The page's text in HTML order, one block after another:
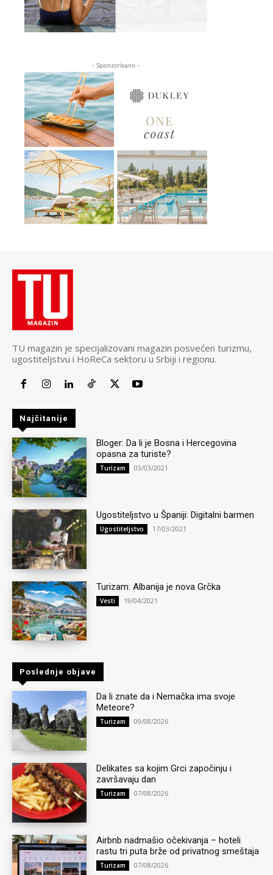
- Sponzorisano -
TU magazin je specijalizovani magazin posvećen turizmu,
ugostiteljstvu i HoReCa sektoru u Srbiji i regionu.
Najčitanije
Bloger: Da li je Bosna i Hercegovina
opasna za turiste?
Turizam 03/03/2021
Ugostiteljstvo u Španiji: Digitalni barmen
Ugostiteljstvo 17/03/2021
Turizam: Albanija je nova Grčka
Vesti 19/04/2021
Poslednje objave
Da li znate da i Nemačka ima svoje
Meteore?
Turizam 09/08/2026
Delikates sa kojim Grci započinju i
završavaju dan
Turizam 07/08/2026
Airbnb nadmašio očekivanja – hoteli
rastu tri puta brže od privatnog smeštaja
Turizam 07/08/2026